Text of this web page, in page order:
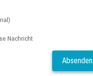
Nachricht
Absenden